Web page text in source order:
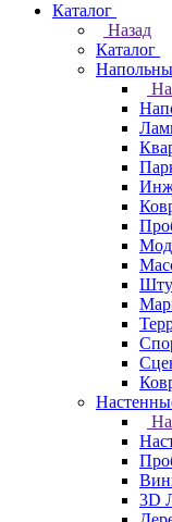
Каталог
Назад
Каталог
3D